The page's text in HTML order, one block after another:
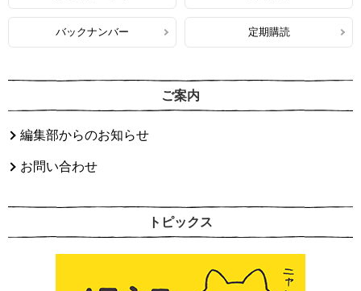
バックナンバー 定期購読
ご案内
編集部からのお知らせ
お問い合わせ
トピックス